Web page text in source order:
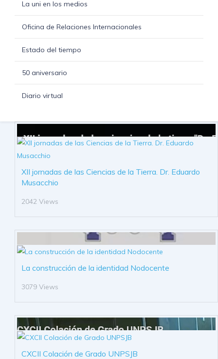
La uni en los medios
Oficina de Relaciones Internacionales
Estado del tiempo
50 aniversario
Diario virtual
XII jornadas de las Ciencias de la Tierra. Dr. Eduardo
Musacchio
2042 Views
La construcción de la identidad Nodocente
3079 Views
CXCII Colación de Grado UNPSJB